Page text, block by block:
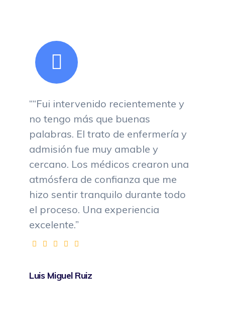
““Fui intervenido recientemente y
no tengo más que buenas
palabras. El trato de enfermería y
admisión fue muy amable y
cercano. Los médicos crearon una
atmósfera de confianza que me
hizo sentir tranquilo durante todo
el proceso. Una experiencia
excelente.”
Luis Miguel Ruiz